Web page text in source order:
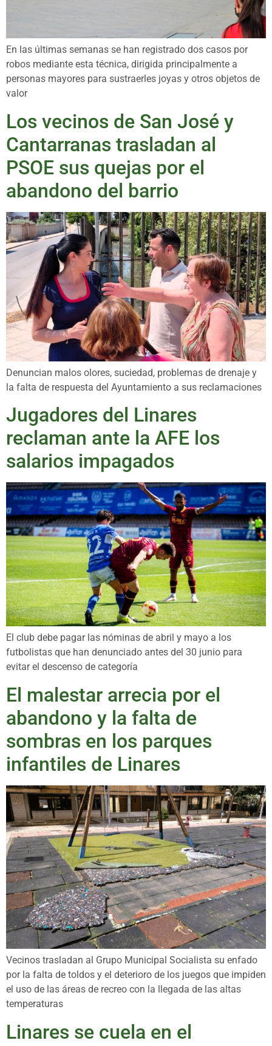
En las últimas semanas se han registrado dos casos por
robos mediante esta técnica, dirigida principalmente a
personas mayores para sustraerles joyas y otros objetos de
valor
Los vecinos de San José y
Cantarranas trasladan al
PSOE sus quejas por el
abandono del barrio
Denuncian malos olores, suciedad, problemas de drenaje y
la falta de respuesta del Ayuntamiento a sus reclamaciones
Jugadores del Linares
reclaman ante la AFE los
salarios impagados
El club debe pagar las nóminas de abril y mayo a los
futbolistas que han denunciado antes del 30 junio para
evitar el descenso de categoría
El malestar arrecia por el
abandono y la falta de
sombras en los parques
infantiles de Linares
Vecinos trasladan al Grupo Municipal Socialista su enfado
por la falta de toldos y el deterioro de los juegos que impiden
el uso de las áreas de recreo con la llegada de las altas
temperaturas
Linares se cuela en el